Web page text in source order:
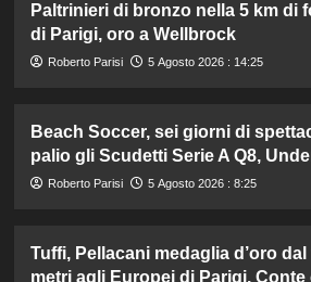
Paltrinieri di bronzo nella 5 km di
di Parigi, oro a Wellbrock
Roberto Parisi 5 Agosto 2026 : 14:25
Beach Soccer, sei giorni di
palio gli Scudetti Serie A Q8,
Roberto Parisi 5 Agosto 2026 : 8:25
Tuffi, Pellacani medaglia d’oro
metri agli Europei di Parigi.